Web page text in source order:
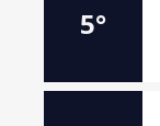
5°